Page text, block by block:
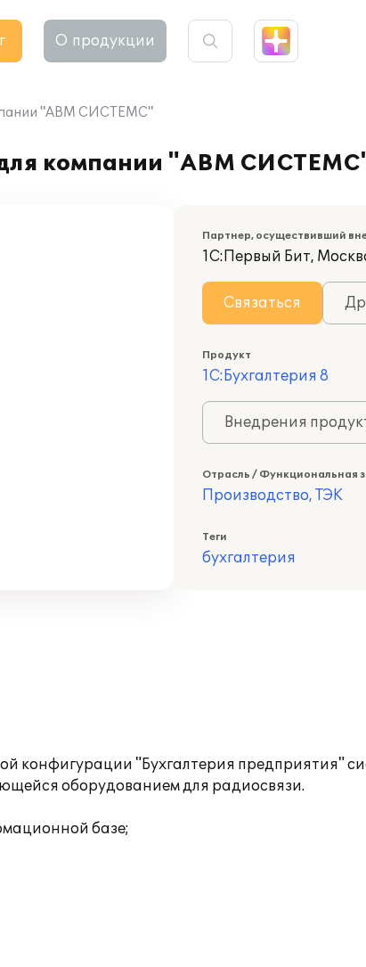
О продукции
"АВМ СИСТЕМС"
компании "АВМ
Партнер, осуществивший
1С:Первый Бит,
Связаться
Продукт
1С:Бухгалтерия 8
Внедрения
Отрасль / Функциональная
Производство, ТЭК
Теги
бухгалтерия
конфигурации "Бухгалтерия предприятия"
оборудованием для радиосвязи.
базе;